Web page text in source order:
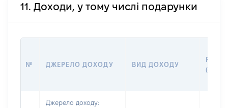
11. Доходи, у тому числі подарунки
№ ДЖЕРЕЛО ДОХОДУ ВИД ДОХОДУ
Джерело доходу: